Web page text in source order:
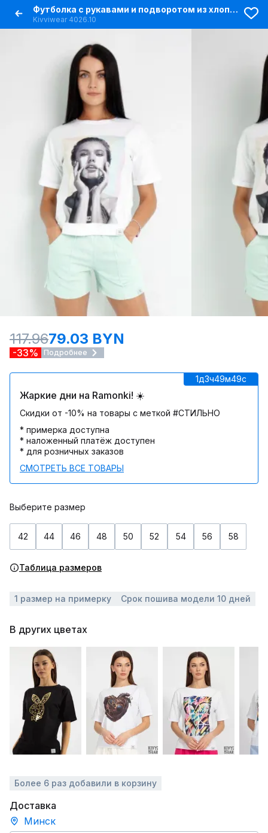
Футболка с рукавами и подворотом из хлопка для повседневных образов
Kivviwear 4026.10
117.9679.03 BYN
-33% Подробнее
1д3ч49м49c
Жаркие дни на Ramonki! ☀️
Скидки от -10% на товары с меткой #СТИЛЬНО
* примерка доступна
* наложенный платёж доступен
* для розничных заказов
СМОТРЕТЬ ВСЕ ТОВАРЫ
Выберите размер
42 44 46 48 50 52 54 56 58
Таблица размеров
1 размер на примерку Срок пошива модели 10 дней
В других цветах
Более 6 раз добавили в корзину
Доставка
Минск